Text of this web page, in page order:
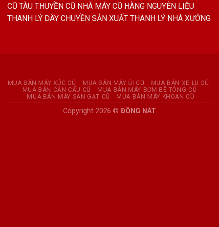
CŨ TÀU THUYỀN CŨ NHÀ MÁY CŨ HÀNG NGUYÊN LIỆU
THANH LÝ DÂY CHUYỀN SẢN XUẤT THANH LÝ NHÀ XƯỞNG
MUA BÁN MÁY XÚC CŨ MUA BÁN MÁY ỦI CŨ
MUA BÁN XE LU CŨ
MUA BÁN CẦN CẨU CŨ
MUA BÁN MÁY BƠM BÊ TÔNG CŨ
MUA BÁN MÁY SAN GẠT CŨ
MUA BÁN MÁY KHOAN CŨ
Copyright 2026 © ĐỒNG NÁT